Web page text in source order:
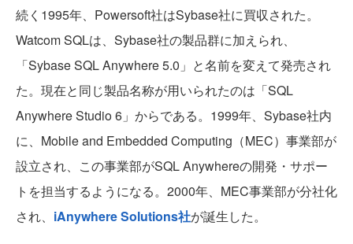
続く1995年、Powersoft社はSybase社に買収された。
Watcom SQLは、Sybase社の製品群に加えられ、
「Sybase SQL Anywhere 5.0」と名前を変えて発売され
た。現在と同じ製品名称が用いられたのは「SQL
Anywhere Studio 6」からである。1999年、Sybase社内
に、Mobile and Embedded Computing（MEC）事業部が
設立され、この事業部がSQL Anywhereの開発・サポー
トを担当するようになる。2000年、MEC事業部が分社化
され、 iAnywhere Solutions社が誕生した。